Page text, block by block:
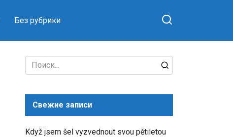
Без рубрики
Search
for:
Свежие записи
Když jsem šel vyzvednout svou pětiletou